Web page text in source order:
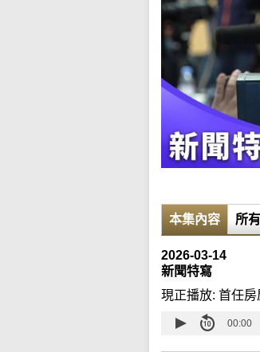
本集內容 所
2026-03-14
新聞特寫
現正播放: 首任
00:00